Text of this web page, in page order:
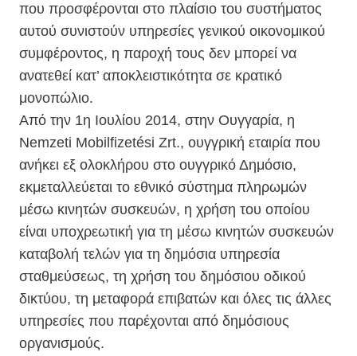
που προσφέρονται στο πλαίσιο του συστήματος
αυτού συνιστούν υπηρεσίες γενικού οικονομικού
συμφέροντος, η παροχή τους δεν μπορεί να
ανατεθεί κατ’ αποκλειστικότητα σε κρατικό
μονοπώλιο.
Από την 1η Ιουλίου 2014, στην Ουγγαρία, η
Nemzeti Mobilfizetési Zrt., ουγγρική εταιρία που
ανήκει εξ ολοκλήρου στο ουγγρικό Δημόσιο,
εκμεταλλεύεται το εθνικό σύστημα πληρωμών
μέσω κινητών συσκευών, η χρήση του οποίου
είναι υποχρεωτική για τη μέσω κινητών συσκευών
καταβολή τελών για τη δημόσια υπηρεσία
σταθμεύσεως, τη χρήση του δημόσιου οδικού
δικτύου, τη μεταφορά επιβατών και όλες τις άλλες
υπηρεσίες που παρέχονται από δημόσιους
οργανισμούς.